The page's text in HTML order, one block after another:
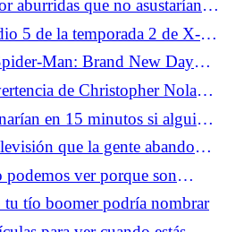
aburridas que no asustarían a
5 de la temporada 2 de X-
en Arma X
Man: Brand New Day
MJ siempre serán el final del
de Christopher Nolan
de nuestro mundo
en 15 minutos si alguien
que la gente abandonó
podemos ver porque son
tu tío boomer podría nombrar